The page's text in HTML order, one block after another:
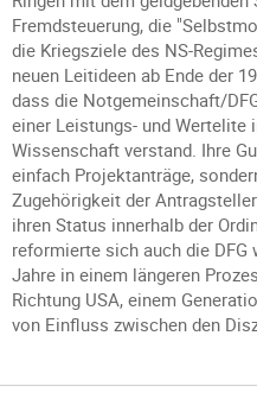
Fremdsteuerung, die
die Kriegsziele des NS-
neuen Leitideen ab Ende der
dass die Notgemeinschaft/
einer Leistungs- und Wertelite
Wissenschaft verstand. Ihre
einfach Projektanträge,
Zugehörigkeit der
ihren Status innerhalb der
reformierte sich auch die DFG
Jahre in einem längeren
Richtung USA, einem
von Einfluss zwischen den